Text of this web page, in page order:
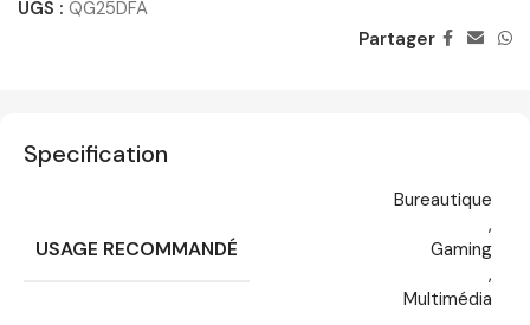
UGS : QG25DFA
Partager
Specification
USAGE RECOMMANDÉ
Bureautique
,
Gaming
,
Multimédia